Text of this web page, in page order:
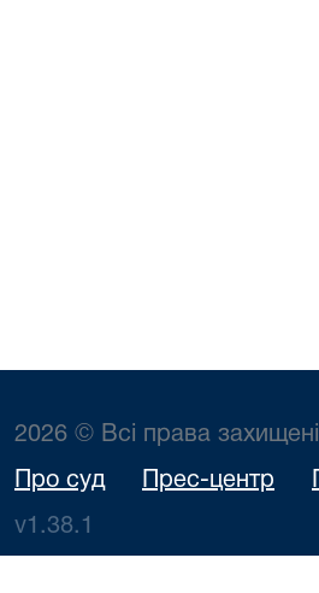
2026 © Всі права захищені
Про суд Прес-центр
v1.38.1